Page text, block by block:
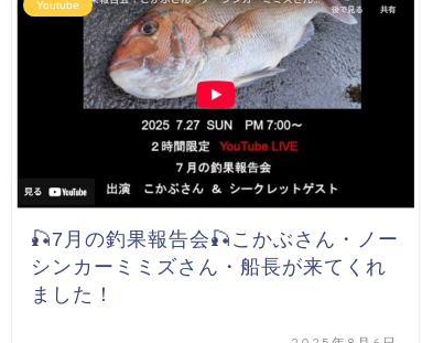
Youtube
🎣7月の釣果報告会🎣こかぶさん・ノー
シンカーミミズさん・船長が来てくれ
ました！